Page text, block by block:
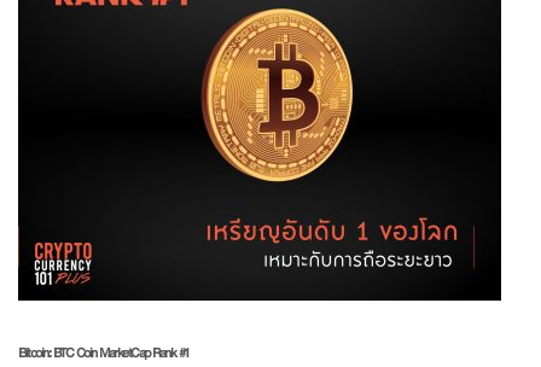
Bitcoin: BTCCoin MarketCap Rank #1